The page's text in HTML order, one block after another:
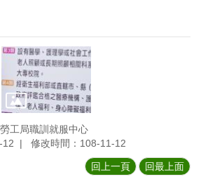
工局職訓就服中心
12
修改時間：108-11-12
回上一頁 回最上面